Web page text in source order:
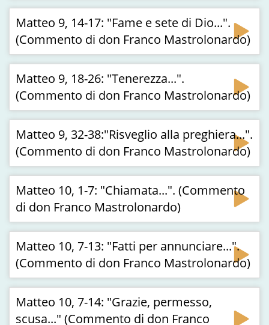
Matteo 9, 14-17: "Fame e sete di Dio...".
(Commento di don Franco Mastrolonardo)
Matteo 9, 18-26: "Tenerezza...".
(Commento di don Franco Mastrolonardo)
Matteo 9, 32-38:"Risveglio alla preghiera...".
(Commento di don Franco Mastrolonardo)
Matteo 10, 1-7: "Chiamata...". (Commento
di don Franco Mastrolonardo)
Matteo 10, 7-13: "Fatti per annunciare...".
(Commento di don Franco Mastrolonardo)
Matteo 10, 7-14: "Grazie, permesso,
scusa..." (Commento di don Franco